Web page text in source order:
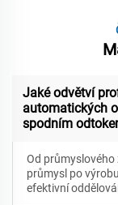
Jaké odvětví
automatických
spodním
Od
průmysl po
efektivní